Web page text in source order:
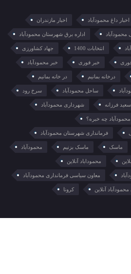
اخبار داغ محمودآباد اخبار مازندران
محمودآباد اداره برق شهرستان محمودآباد
انتخابات 1400 جهاد کشاورزی
خبر فوری خبر محمودآباد
درخانه بمانیم در خانه بمانیم
ساحل محمودآباد سرخ رود
سعید فرزانه شهرداری محمودآباد
محمودآباد چه خبره؟
فرمانداری شهرستان محمودآباد
ماسک ماسک بزنیم محمودآباد
محموداباد آنلاین
معاون سیاسی فرمانداری محمودآباد
آنلاین کرونا